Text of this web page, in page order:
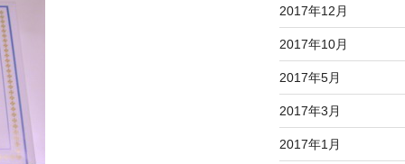
2017年12月
2017年10月
2017年5月
2017年3月
2017年1月